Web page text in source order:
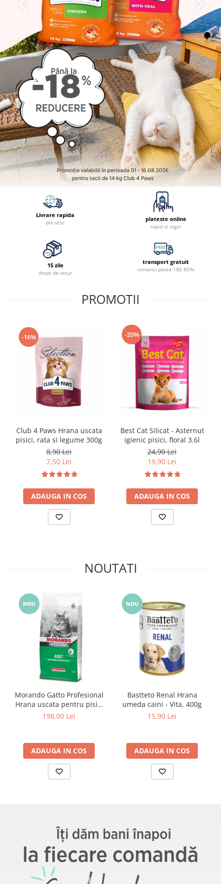
Livrare rapida
din stoc
plateste online
rapid si sigur
15 zile
drept de retur
transport gratuit
comenzi peste 180 RON
PROMOTII
-16%
Club 4 Paws Hrana uscata
pisici, rata si legume 300g
8,90 Lei
7,50 Lei
ADAUGA IN COS
-20%
Best Cat Silicat - Asternut
igienic pisici, floral 3.6l
24,90 Lei
19,90 Lei
ADAUGA IN COS
NOUTATI
Morando Gatto Profesional
Hrana uscata pentru pisici
adulte - Mix cu legume, 15
198,00 Lei
ADAUGA IN COS
Bastteto Renal Hrana
umeda caini - Vita, 400g
15,90 Lei
ADAUGA IN COS